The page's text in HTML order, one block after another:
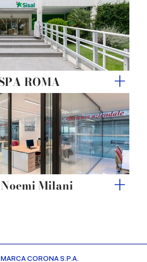
ROMA
Milani
CORONA S.P.A.